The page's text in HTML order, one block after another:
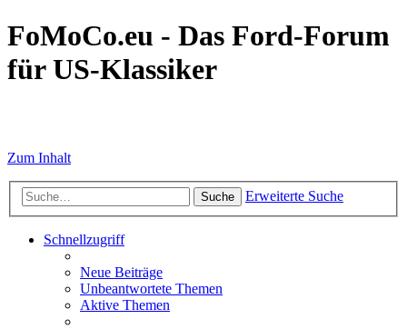
FoMoCo.eu - Das Ford-Forum
für US-Klassiker
Zum Inhalt
Suche Erweiterte Suche
Schnellzugriff
Neue Beiträge
Unbeantwortete Themen
Aktive Themen